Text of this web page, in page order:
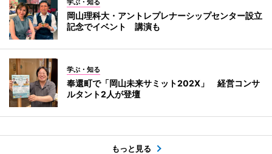
岡山理科大・アントレプレナーシップセンター設立
記念でイベント 講演も
学ぶ・知る
奉還町で「岡山未来サミット202X」 経営コンサ
ルタント2人が登壇
もっと見る